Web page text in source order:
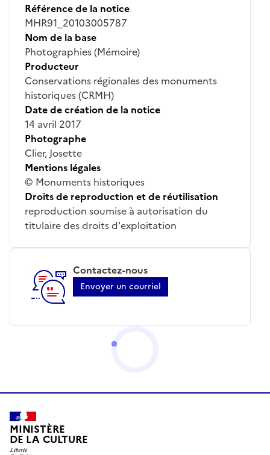
Référence de la notice
MHR91_20103005787
Nom de la base
Photographies (Mémoire)
Producteur
Conservations régionales des monuments
historiques (CRMH)
Date de création de la notice
14 avril 2017
Photographe
Clier, Josette
Mentions légales
© Monuments historiques
Droits de reproduction et de réutilisation
reproduction soumise à autorisation du
titulaire des droits d'exploitation
Contactez-nous
Envoyer un courriel
MINISTÈRE
DE LA CULTURE